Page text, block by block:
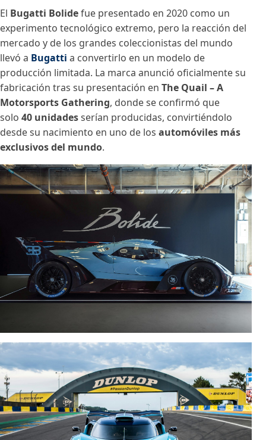
El Bugatti Bolidefue presentado en 2020 como un
experimento tecnológico extremo, pero la reacción del
mercado y de los grandes coleccionistas del mundo
llevó a Bugatti a convertirlo en un modelo de
producción limitada. La marca anunció oficialmente su
fabricación tras su presentación en The Quail – A
Motorsports Gathering, donde se confirmó que
solo 40 unidadesserían producidas, convirtiéndolo
desde su nacimiento en uno de los automóviles más
exclusivos del mundo.